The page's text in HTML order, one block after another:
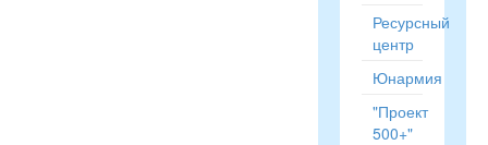
Ресурсный
центр
Юнармия
"Проект
500+"